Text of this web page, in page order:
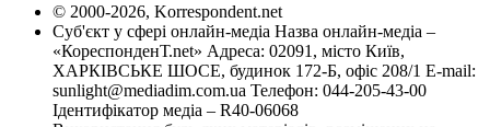
© 2000-2026, Korrespondent.net
Суб'єкт у сфері онлайн-медіа Назва онлайн-медіа –
«КореспонденТ.net» Адреса: 02091, місто Київ,
ХАРКІВСЬКЕ ШОСЕ, будинок 172-Б, офіс 208/1 E-mail:
sunlight@mediadim.com.ua Телефон: 044-205-43-00
Ідентифікатор медіа – R40-06068